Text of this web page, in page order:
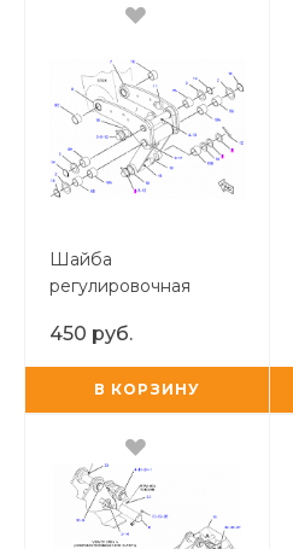
Шайба
регулировочная
пальца рукояти
450 руб.
В КОРЗИНУ